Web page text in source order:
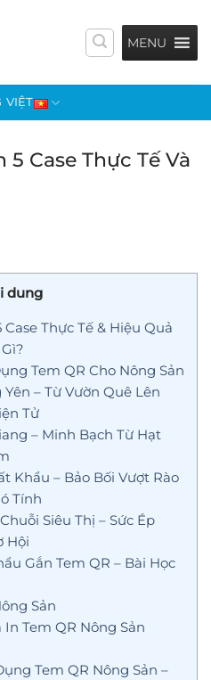
MENU
VIỆT
5 Case Thực Tế Và
dung
Thực Tế & Hiệu Quả
Tem QR Cho Nông Sản
– Từ Vườn Quê Lên
Tử
– Minh Bạch Từ Hạt
Khẩu – Bảo Bối Vượt Rào
Tính
Siêu Thị – Sức Ép
Hội
Gắn Tem QR – Bài Học
Sản
Tem QR Nông Sản
Tem QR Nông Sản –